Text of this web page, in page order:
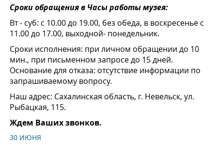
Сроки обращения в Часы работы музея:
Вт - суб: с 10.00 до 19.00, без обеда, в воскресенье с
11.00 до 17.00, выходной- понедельник.
Сроки исполнения: при личном обращении до 10
мин., при письменном запросе до 15 дней.
Основание для отказа: отсутствие информации по
запрашиваемому вопросу.
Наш адрес: Сахалинская область, г. Невельск, ул.
Рыбацкая, 115.
Ждем Ваших звонков.
30 ИЮНЯ